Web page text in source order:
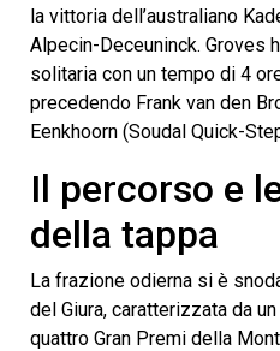
la vittoria dell’australiano
Alpecin-Deceuninck. Groves
solitaria con un tempo di 4
precedendo Frank van den
Eenkhoorn (Soudal Quick-
Il percorso e
della tappa
La frazione odierna si è
del Giura, caratterizzata da
quattro Gran Premi della